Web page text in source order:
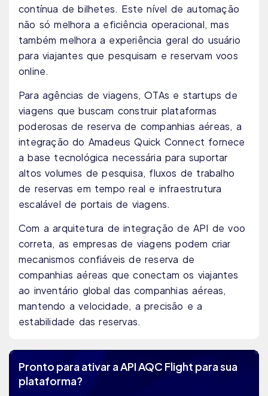
contínua de bilhetes. Este nível de automação
não só melhora a eficiência operacional, mas
também melhora a experiência geral do usuário
para viajantes que pesquisam e reservam voos
online.
Para agências de viagens, OTAs e startups de
viagens que buscam construir plataformas
poderosas de reserva de companhias aéreas, a
integração do Amadeus Quick Connect fornece
a base tecnológica necessária para suportar
altos volumes de pesquisa, fluxos de trabalho
de reservas em tempo real e infraestrutura
escalável de portais de viagens.
Com a arquitetura de integração de API de voo
correta, as empresas de viagens podem criar
mecanismos confiáveis ​​de reserva de
companhias aéreas que conectam os viajantes
ao inventário global das companhias aéreas,
mantendo a velocidade, a precisão e a
estabilidade das reservas.
Pronto para ativar a API AQC Flight para sua
plataforma?